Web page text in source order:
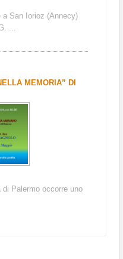
a San Iorioz (Annecy)
...
MEMORIA” DI
Palermo occorre uno